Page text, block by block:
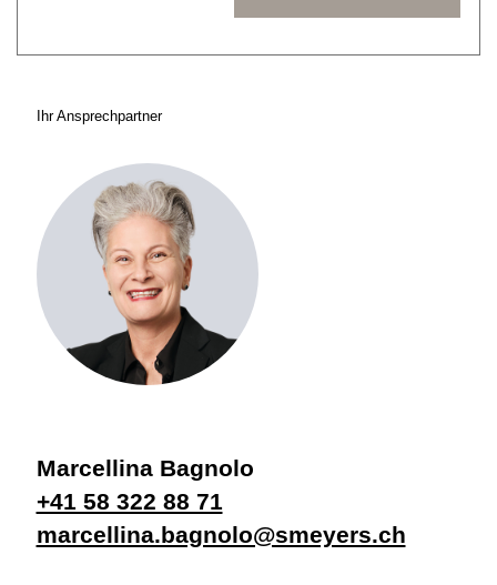
Ihr Ansprechpartner
Marcellina Bagnolo
+41 58 322 88 71
marcellina.bagnolo@smeyers.ch